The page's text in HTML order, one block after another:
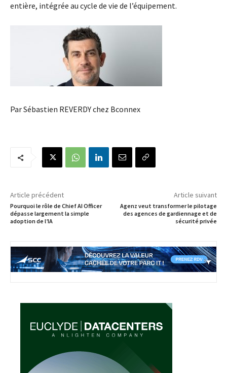
entière, intégrée au cycle de vie de l’équipement.
Par Sébastien REVERDY chez Bconnex
Article précédent
Pourquoi le rôle de Chief AI Officer
dépasse largement la simple
adoption de l’IA
Article suivant
Agenz veut transformer le pilotage
des agences de gardiennage et de
sécurité privée